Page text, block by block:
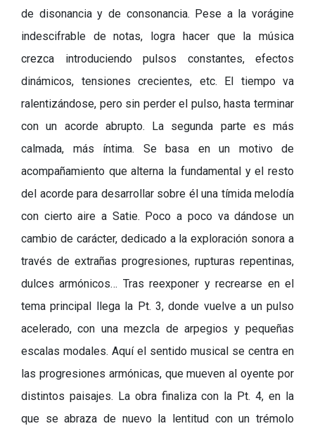
de disonancia y de consonancia. Pese a la vorágine
indescifrable de notas, logra hacer que la música
crezca introduciendo pulsos constantes, efectos
dinámicos, tensiones crecientes, etc. El tiempo va
ralentizándose, pero sin perder el pulso, hasta terminar
con un acorde abrupto. La segunda parte es más
calmada, más íntima. Se basa en un motivo de
acompañamiento que alterna la fundamental y el resto
del acorde para desarrollar sobre él una tímida melodía
con cierto aire a Satie. Poco a poco va dándose un
cambio de carácter, dedicado a la exploración sonora a
través de extrañas progresiones, rupturas repentinas,
dulces armónicos… Tras reexponer y recrearse en el
tema principal llega la Pt. 3, donde vuelve a un pulso
acelerado, con una mezcla de arpegios y pequeñas
escalas modales. Aquí el sentido musical se centra en
las progresiones armónicas, que mueven al oyente por
distintos paisajes. La obra finaliza con la Pt. 4, en la
que se abraza de nuevo la lentitud con un trémolo